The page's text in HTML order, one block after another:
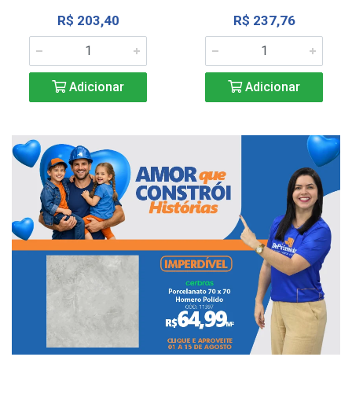
R$ 203,40
Adicionar
R$ 237,76
Adicionar